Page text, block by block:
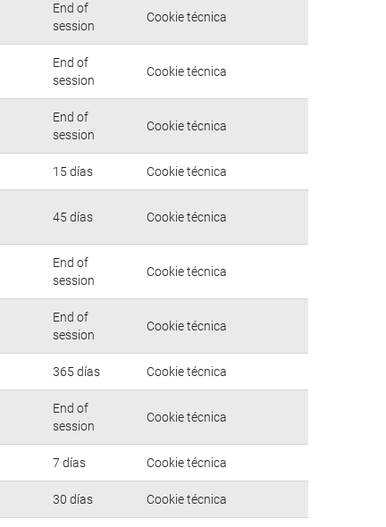
End of
session
Cookie técnica
End of
session
Cookie técnica
End of
session
Cookie técnica
15 días Cookie técnica
45 días Cookie técnica
End of
session
Cookie técnica
End of
session
Cookie técnica
365 días Cookie técnica
End of
session
Cookie técnica
7 días Cookie técnica
30 días Cookie técnica